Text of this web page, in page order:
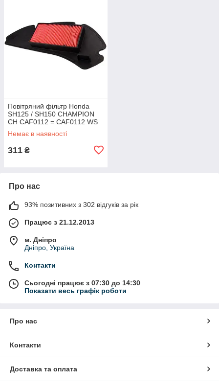
Повітряний фільтр Honda
SH125 / SH150 CHAMPION
CH CAF0112 = CAF0112 WS
Немає в наявності
311 ₴
Про нас
93% позитивних з 302 відгуків за рік
Працює з 21.12.2013
м. Дніпро
Дніпро, Україна
Контакти
Сьогодні працює з 07:30 до 14:30
Показати весь графік роботи
Про нас
Контакти
Доставка та оплата